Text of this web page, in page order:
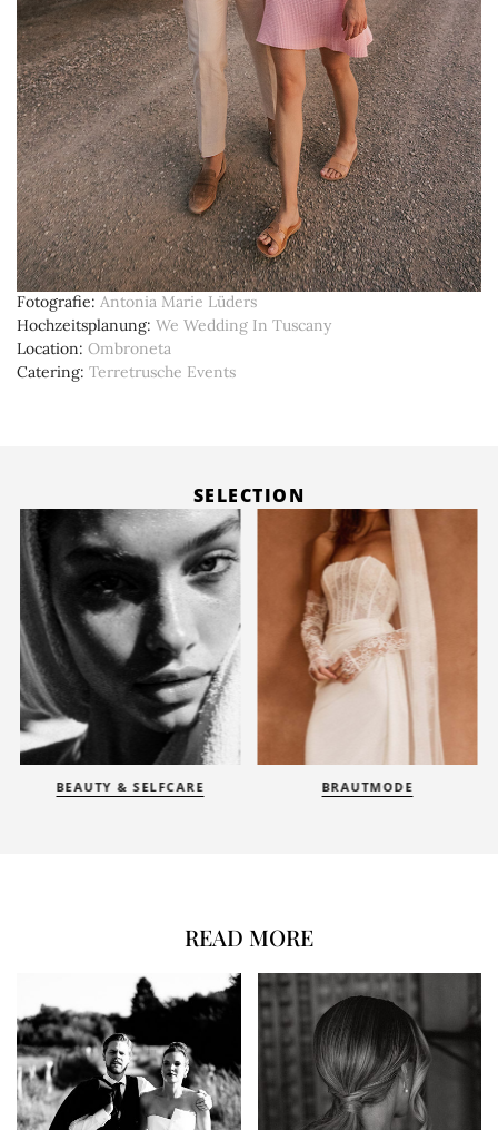
Fotografie Antonia Marie Lüders
Hochzeitsplanung We Wedding In Tuscany
Location Ombroneta
Catering Terretrusche Events
SELECTION
BEAUTY & SELFCARE BRAUTMODE
READ MORE